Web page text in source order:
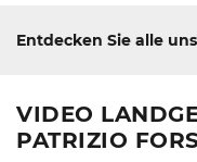
Entdecken Sie alle
VIDEO
PATRIZIO